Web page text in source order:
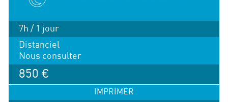
7h / 1 jour
Distanciel
Nous consulter
850 €
IMPRIMER